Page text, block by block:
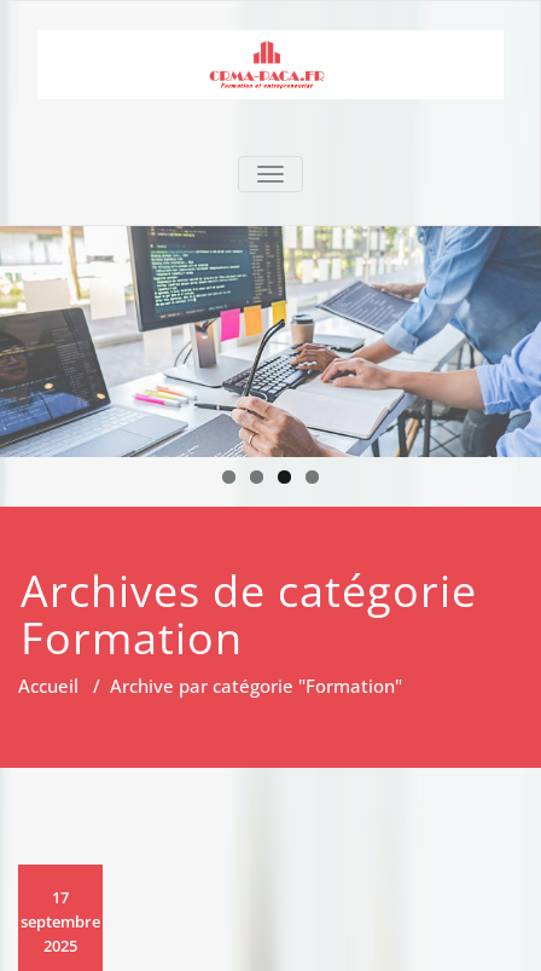
TOGGLE NAVIGATION
Archives de catégorie
Formation
Accueil / Archive par catégorie "Formation"
17
septembre
2025